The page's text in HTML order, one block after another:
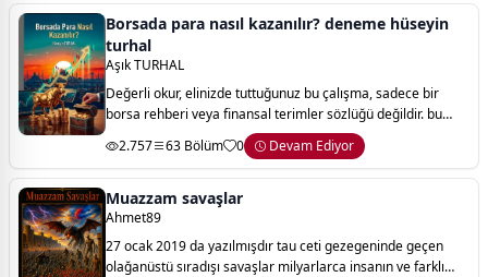
Borsada para nasıl kazanılır? deneme hüseyin
turhal
Aşık TURHAL
Değerli okur, elinizde tuttuğunuz bu çalışma, sadece bir
borsa rehberi veya finansal terimler sözlüğü değildir. bu
kitap, bilginin, tecrübenin ve sabrın imbiğinden süzülerek
hazırlanmış bir finansal
2.757 63 Bölüm 0 Devam Ediyor
Muazzam savaşlar
Ahmet89
27 ocak 2019 da yazılmışdır tau ceti gezegeninde geçen
olağanüstü sıradışı savaşlar milyarlarca insanın ve farklı